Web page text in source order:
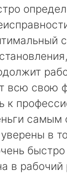
всю свою
к
в
быстро
в